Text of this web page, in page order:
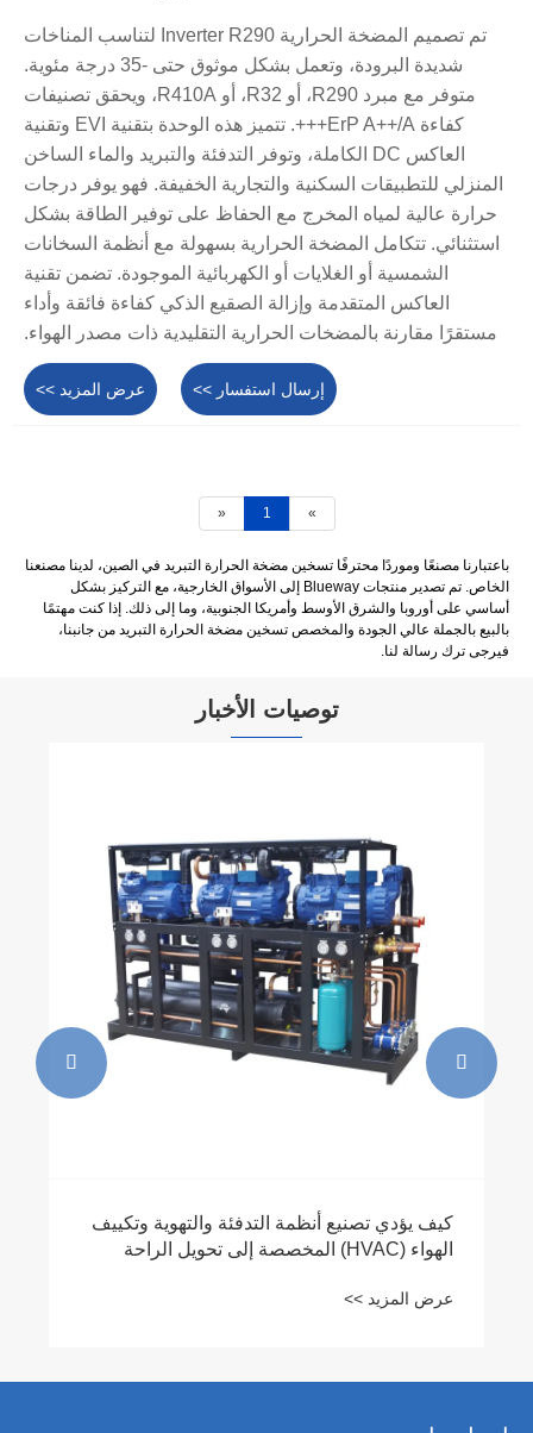
تم تصميم المضخة الحرارية Inverter R290 لتناسب المناخات
شديدة البرودة، وتعمل بشكل موثوق حتى -35 درجة مئوية.
متوفر مع مبرد R290، أو R32، أو R410A، ويحقق تصنيفات
كفاءة ErP A++/A+++. تتميز هذه الوحدة بتقنية EVI وتقنية
العاكس DC الكاملة، وتوفر التدفئة والتبريد والماء الساخن
المنزلي للتطبيقات السكنية والتجارية الخفيفة. فهو يوفر درجات
حرارة عالية لمياه المخرج مع الحفاظ على توفير الطاقة بشكل
استثنائي. تتكامل المضخة الحرارية بسهولة مع أنظمة السخانات
الشمسية أو الغلايات أو الكهربائية الموجودة. تضمن تقنية
العاكس المتقدمة وإزالة الصقيع الذكي كفاءة فائقة وأداء
مستقرًا مقارنة بالمضخات الحرارية التقليدية ذات مصدر الهواء.
عرض المزيد >> إرسال استفسار >>
« 1 »
باعتبارنا مصنعًا وموردًا محترفًا تسخين مضخة الحرارة التبريد في الصين، لدينا مصنعنا
الخاص. تم تصدير منتجات Blueway إلى الأسواق الخارجية، مع التركيز بشكل
أساسي على أوروبا والشرق الأوسط وأمريكا الجنوبية، وما إلى ذلك. إذا كنت مهتمًا
بالبيع بالجملة عالي الجودة والمخصص تسخين مضخة الحرارة التبريد من جانبنا،
فيرجى ترك رسالة لنا.
توصيات الأخبار
كيف يؤدي تصنيع أنظمة التدفئة والتهوية وتكييف
الهواء (HVAC) المخصصة إلى تحويل الراحة
عرض المزيد >>

